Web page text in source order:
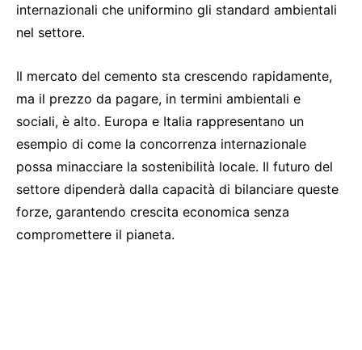
internazionali che uniformino gli standard ambientali
nel settore.
Il mercato del cemento sta crescendo rapidamente,
ma il prezzo da pagare, in termini ambientali e
sociali, è alto. Europa e Italia rappresentano un
esempio di come la concorrenza internazionale
possa minacciare la sostenibilità locale. Il futuro del
settore dipenderà dalla capacità di bilanciare queste
forze, garantendo crescita economica senza
compromettere il pianeta.